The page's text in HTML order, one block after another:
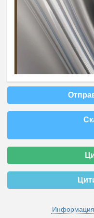
Информация